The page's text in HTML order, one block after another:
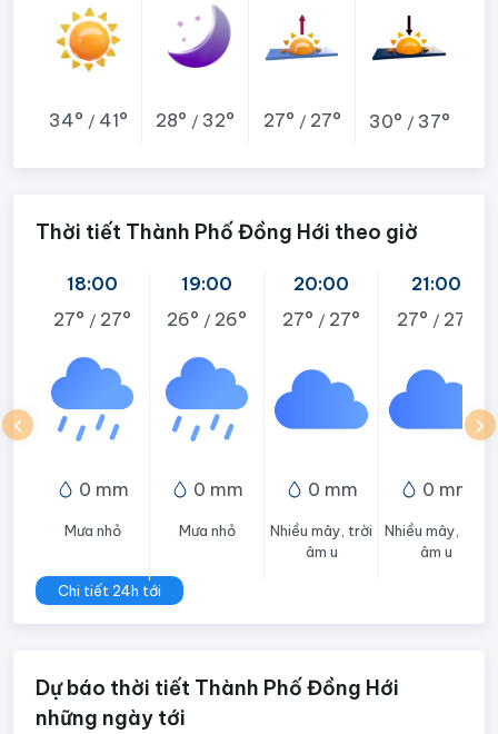
34° / 41° 28° / 32° 27° / 27° 30° / 37°
Thời tiết Thành Phố Đồng Hới theo giờ
18:00
27° / 27°
0 mm
Mưa nhỏ
19:00
26° / 26°
0 mm
Mưa nhỏ
20:00
27° / 27°
0 mm
Nhiều mây, trời
âm u
21:00
27° / 27°
0 mm
Nhiều mây, trời
âm u
Chi tiết 24h tới
Dự báo thời tiết Thành Phố Đồng Hới
những ngày tới